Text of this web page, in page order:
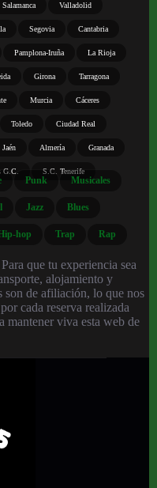
Salamanca Valladolid
Segovia Cantabria
Pamplona-Iruña La Rioja
Girona Tarragona
Murcia Cáceres
Toledo Ciudad Real
Jaén Almería Granada
G.C. S.C. Tenerife
Punk Musicales
Jazz Blues
hop Trap Rap
que tu experiencia sea
alojamiento y
son de afiliación, lo que nos
cada reserva realizada
mantener viva esta web de